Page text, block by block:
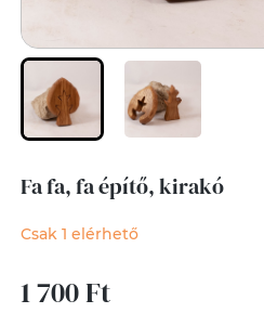
Fa fa, fa építő, kirakó
Csak 1 elérhető
1 700 Ft